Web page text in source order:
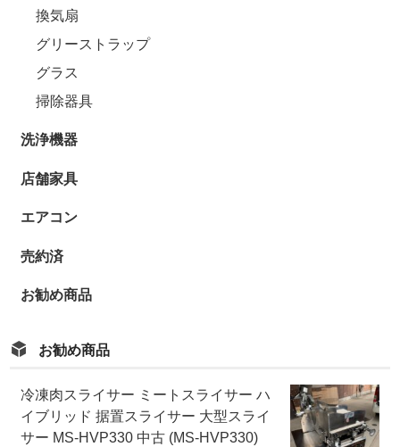
換気扇
グリーストラップ
グラス
掃除器具
洗浄機器
店舗家具
エアコン
売約済
お勧め商品
お勧め商品
冷凍肉スライサー ミートスライサー ハ
イブリッド 据置スライサー 大型スライ
サー MS-HVP330 中古 (MS-HVP330)